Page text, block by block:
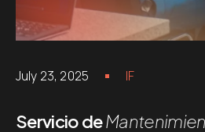
July 23, 2025 IF
Servicio de